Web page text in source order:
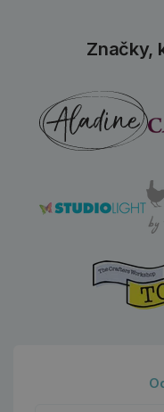
Značky,